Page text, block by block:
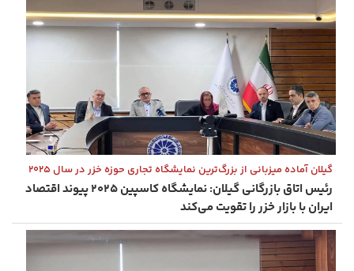
گیلان آماده میزبانی از بزرگ‌ترین نمایشگاه تجاری حوزه خزر در سال ۲۰۲۵
رئیس اتاق بازرگانی گیلان: نمایشگاه کاسپین ۲۰۲۵ پیوند اقتصاد
ایران با بازار خزر را تقویت می‌کند